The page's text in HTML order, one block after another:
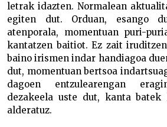
letrak idazten. Normalean
egiten dut. Orduan, esango
atenporala, momentuan puri-
kantatzen baitiot. Ez zait
baino irismen indar handiagoa
dut, momentuan bertsoa
dagoen entzulearengan
dezakeela uste dut, kanta batek
alderatuz.